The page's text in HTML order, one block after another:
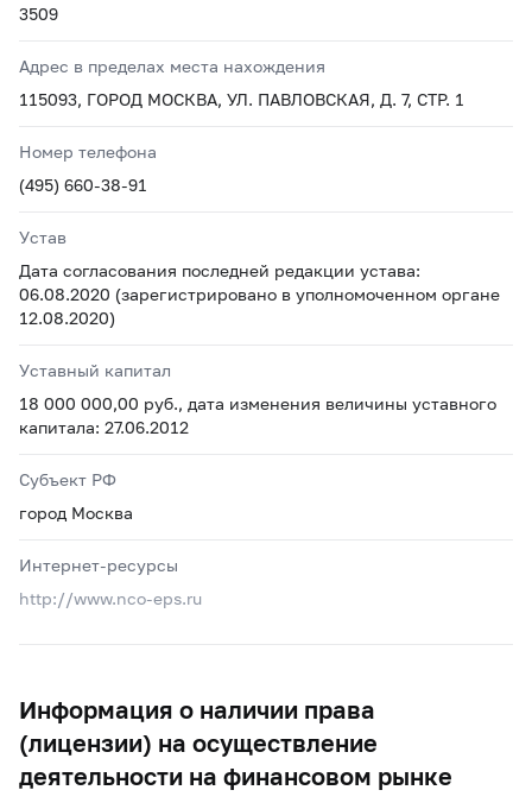
3509
Адрес в пределах места нахождения
115093, ГОРОД МОСКВА, УЛ. ПАВЛОВСКАЯ, Д. 7, СТР. 1
Номер телефона
(495) 660-38-91
Устав
Дата согласования последней редакции устава:
06.08.2020 (зарегистрировано в уполномоченном органе
12.08.2020)
Уставный капитал
18 000 000,00 руб., дата изменения величины уставного
капитала: 27.06.2012
Субъект РФ
город Москва
Интернет-ресурсы
http://www.nco-eps.ru
Информация о наличии права
(лицензии) на осуществление
деятельности на финансовом рынке